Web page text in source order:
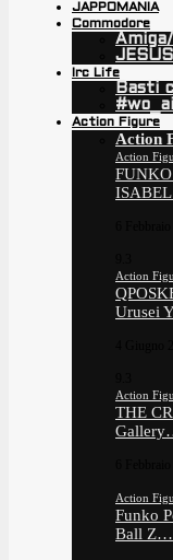
JAPPOMANIA
Commodore
Irc Life
Basti
Action Figure
Action
Action
Action
Urusei
Action
THE
Action
Funko
Ball Z…